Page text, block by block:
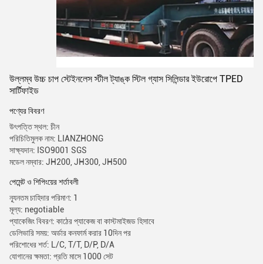
উল্লম্ব উচ্চ চাপ স্টেইনলেস স্টীল ট্যাঙ্ক স্টিল গ্যাস সিলিন্ডার ইউরোপে TPED
সার্টিফাইড
পণ্যের বিবরণ
উৎপত্তি স্থল: চীন
পরিচিতিমুলক নাম: LIANZHONG
সাক্ষ্যদান: ISO9001 SGS
মডেল নম্বার: JH200, JH300, JH500
পেমেন্ট ও শিপিংয়ের শর্তাবলী
ন্যূনতম চাহিদার পরিমাণ: 1
মূল্য: negotiable
প্যাকেজিং বিবরণ: কাঠের প্যাকেজ বা কাস্টমাইজড হিসাবে
ডেলিভারি সময়: অর্ডার কনফার্ম করার 10দিন পর
পরিশোধের শর্ত: L/C, T/T, D/P, D/A
যোগানের ক্ষমতা: প্রতি মাসে 1000 সেট